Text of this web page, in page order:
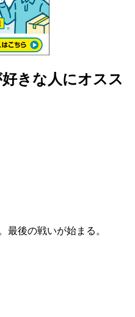
きな人にオスス
最後の戦いが始まる。